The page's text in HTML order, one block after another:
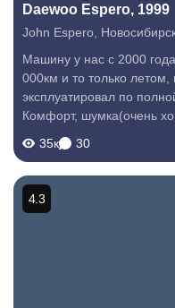
Daewoo Espero, 1999
John Espero
Машину у нас с 2000
000км и то только летом, после отец отдал её мне и
эксплуатировал по
Комфорт, шумка(очень
любым отечественным
35к 30
4.3